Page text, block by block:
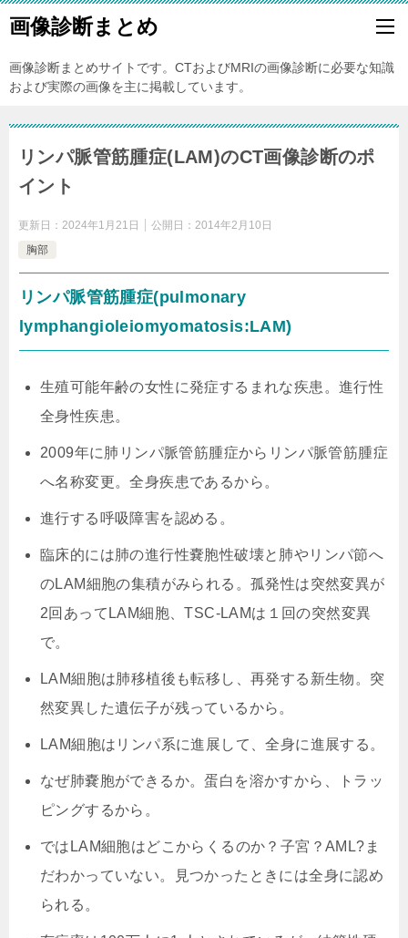
画像診断まとめ
画像診断まとめサイトです。CTおよびMRIの画像診断に必要な知識
および実際の画像を主に掲載しています。
リンパ脈管筋腫症(LAM)のCT画像診断のポ
イント
更新日： 2024年1月21日 公開日： 2014年2月10日
胸部
リンパ脈管筋腫症(pulmonary
lymphangioleiomyomatosis:LAM)
生殖可能年齢の女性に発症するまれな疾患。進行性
全身性疾患。
2009年に肺リンパ脈管筋腫症からリンパ脈管筋腫症
へ名称変更。全身疾患であるから。
進行する呼吸障害を認める。
臨床的には肺の進行性嚢胞性破壊と肺やリンパ節へ
のLAM細胞の集積がみられる。孤発性は突然変異が
2回あってLAM細胞、TSC-LAMは１回の突然変異
で。
LAM細胞は肺移植後も転移し、再発する新生物。突
然変異した遺伝子が残っているから。
LAM細胞はリンパ系に進展して、全身に進展する。
なぜ肺嚢胞ができるか。蛋白を溶かすから、トラッ
ピングするから。
ではLAM細胞はどこからくるのか？子宮？AML?ま
だわかっていない。見つかったときには全身に認め
られる。